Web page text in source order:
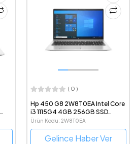
( 0 )
Hp 450 G8 2W8T0EA Intel Core
i3 1115G4 4GB 256GB SSD
Windows 10 Pro 15.6" Taşınabilir
Bilgisayar
Ürün Kodu: 2W8T0EA
Gelince Haber Ver